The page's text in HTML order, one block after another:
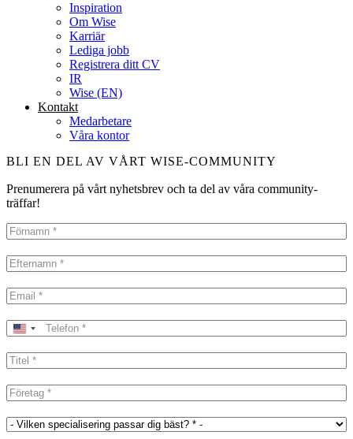
Inspiration
Om Wise
Karriär
Lediga jobb
Registrera ditt CV
IR
Wise (EN)
Kontakt
Medarbetare
Våra kontor
BLI EN DEL AV VÅRT WISE-COMMUNITY
Prenumerera på vårt nyhetsbrev och ta del av våra community-
träffar!
United
+1